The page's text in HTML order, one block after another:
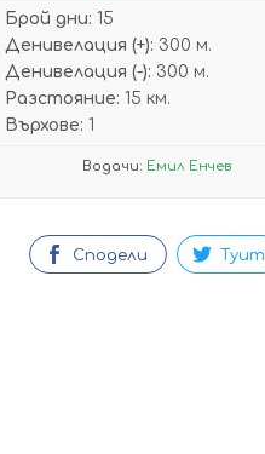
Брой дни: 15
Денивелация (+): 300 м.
Денивелация (-): 300 м.
Разстояние: 15 км.
Върхове: 1
Водачи: Емил Енчев
Сподели Туит